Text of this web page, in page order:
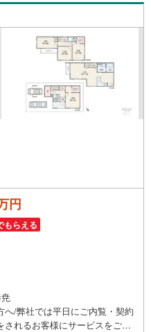
円
もらえる
へ/弊社では平日にご内覧・契約
されるお客様にサービスをご用